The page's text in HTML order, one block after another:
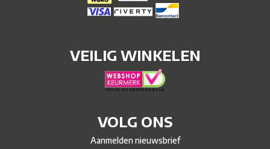
VEILIG WINKELEN
VOLG ONS
Aanmelden nieuwsbrief